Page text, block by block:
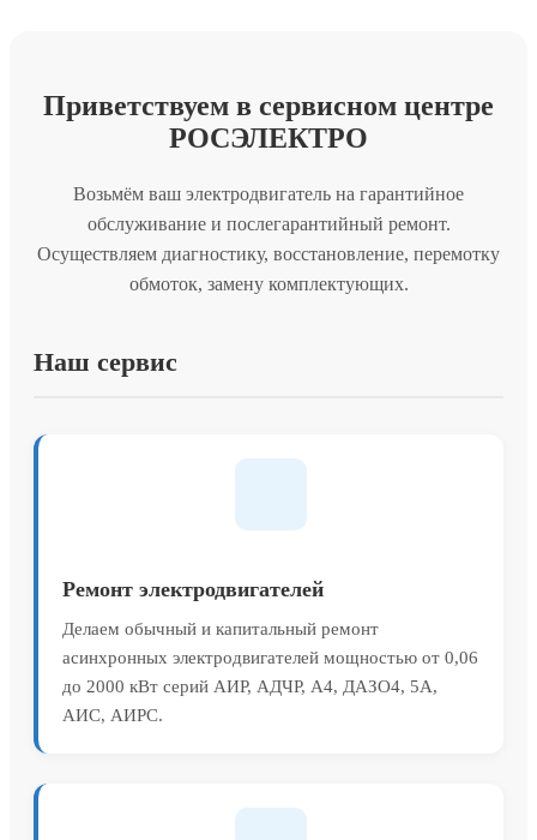
Приветствуем в сервисном центре
РОСЭЛЕКТРО
Возьмём ваш электродвигатель на гарантийное
обслуживание и послегарантийный ремонт.
Осуществляем диагностику, восстановление, перемотку
обмоток, замену комплектующих.
Наш сервис
Ремонт электродвигателей
Делаем обычный и капитальный ремонт
асинхронных электродвигателей мощностью от 0,06
до 2000 кВт серий АИР, АДЧР, А4, ДАЗО4, 5А,
АИС, АИРС.